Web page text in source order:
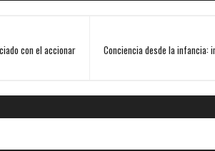
Conciencia desde la infancia:
con el accionar